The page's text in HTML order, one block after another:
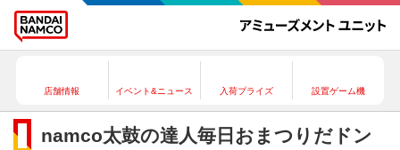
店舗情報 イベント&ニュース 入荷プライズ 設置ゲーム機
namco太鼓の達人毎日おまつりだドン